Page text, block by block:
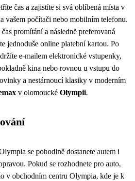
čas a zajistíte si svá oblíbená místa v
vašem počítači nebo mobilním telefonu.
promítání a následně preferovaná
jednoduše online platební kartou. Po
e-mailem elektronické vstupenky,
kina nebo rovnou u vstupu do
a nestárnoucí klasiky v moderním
v olomoucké Olympii.
se pohodlně dostanete autem i
Pokud se rozhodnete pro auto,
v obchodním centru Olympia, kde je k